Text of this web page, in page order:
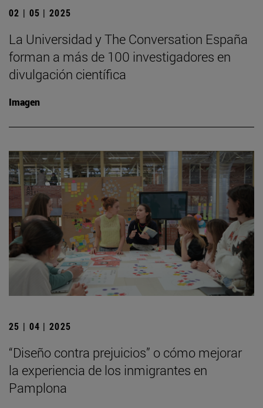
02 | 05 | 2025
La Universidad y The Conversation España
forman a más de 100 investigadores en
divulgación científica
Imagen
25 | 04 | 2025
“Diseño contra prejuicios” o cómo mejorar
la experiencia de los inmigrantes en
Pamplona